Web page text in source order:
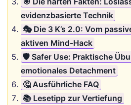
evidenzbasierte Technik
🎭 Die 3 K’s 2.0: Vom
aktiven Mind-Hack
🛡️ Safer Use: Praktische
emotionales Detachment
🤔 Ausführliche FAQ
📚 Lesetipp zur Vertiefung